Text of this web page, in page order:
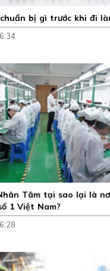
bị gì trước khi đi
Tâm tại sao lại là
1 Việt Nam?